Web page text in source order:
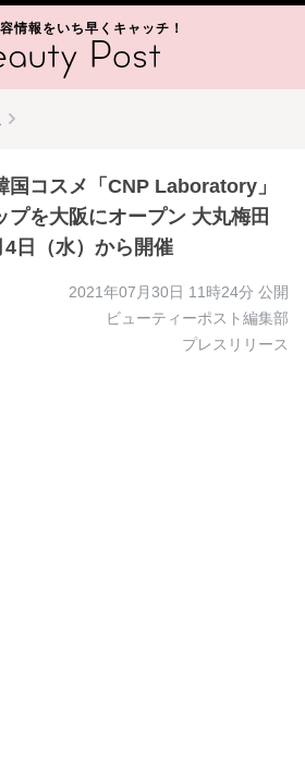
情報をいち早くキャッチ！
国コスメ「CNP Laboratory」
プを大阪にオープン 大丸梅田
日（水）から開催
2021年07月30日 11時24分 公開
ビューティーポスト編集部
プレスリリース